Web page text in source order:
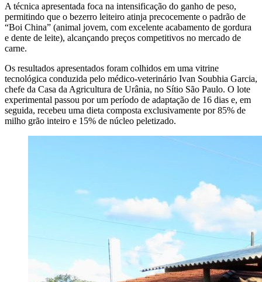
A técnica apresentada foca na intensificação do ganho de peso,
permitindo que o bezerro leiteiro atinja precocemente o padrão de
“Boi China” (animal jovem, com excelente acabamento de gordura
e dente de leite), alcançando preços competitivos no mercado de
carne.
Os resultados apresentados foram colhidos em uma vitrine
tecnológica conduzida pelo médico-veterinário Ivan Soubhia Garcia,
chefe da Casa da Agricultura de Urânia, no Sítio São Paulo. O lote
experimental passou por um período de adaptação de 16 dias e, em
seguida, recebeu uma dieta composta exclusivamente por 85% de
milho grão inteiro e 15% de núcleo peletizado.